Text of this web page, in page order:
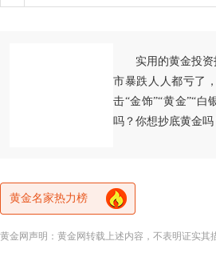
实用的黄金投
市暴跌人人都亏了
击“金饰”“黄金”“
吗？你想抄底黄金吗
黄金名家热力榜
黄金网声明：黄金网转载上述内容，不表明证实